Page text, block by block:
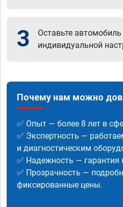
3
Оставьте
индивидуальной
Почему нам можно
✅ Опыт — более 8 лет в
✅ Экспертность —
и диагностическим
✅ Надежность — гарантия
✅ Прозрачность —
фиксированные цены.